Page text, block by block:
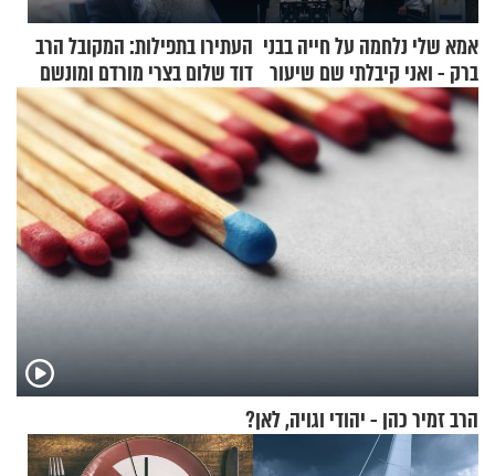
אמא שלי נלחמה על חייה בבני
ברק - ואני קיבלתי שם שיעור
באהבת חינם
העתירו בתפילות: המקובל הרב
דוד שלום בצרי מורדם ומונשם
הרב זמיר כהן - יהודי וגויה, לאן?